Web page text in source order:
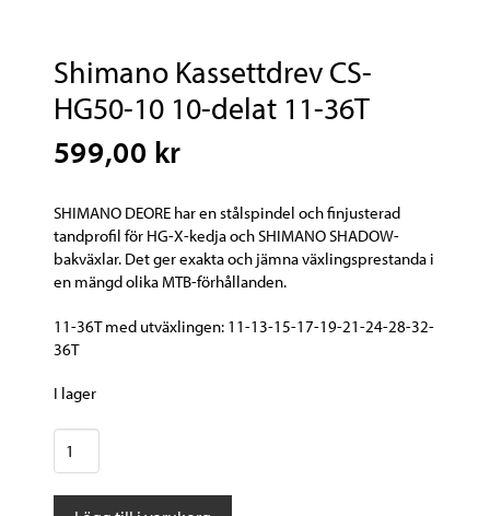
Shimano Kassettdrev CS-
HG50-10 10-delat 11-36T
599,00 kr
SHIMANO DEORE har en stålspindel och finjusterad
tandprofil för HG-X-kedja och SHIMANO SHADOW-
bakväxlar. Det ger exakta och jämna växlingsprestanda i
en mängd olika MTB-förhållanden.
11-36T med utväxlingen: 11-13-15-17-19-21-24-28-32-
36T
I lager
Shimano
Kassettdrev
CS-